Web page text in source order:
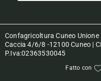
Confagricoltura Cuneo
Caccia 4/6/8 -12100 Cuneo |
P.Iva:02363530045
Fatto con